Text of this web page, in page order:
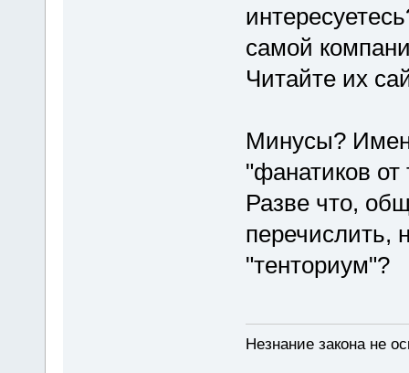
самой
Читайте их
Минусы?
"фанатиков
Разве что,
перечислить,
"тенториум"?
Незнание закона не